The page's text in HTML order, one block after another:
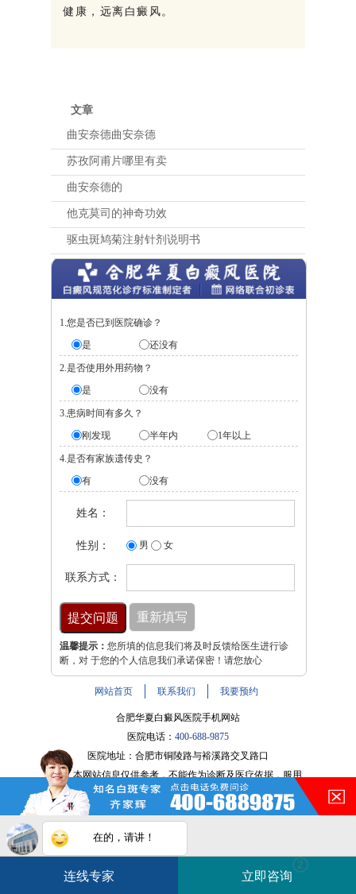
健康，远离白癜风。
文章
曲安奈德曲安奈德
苏孜阿甫片哪里有卖
曲安奈德的
他克莫司的神奇功效
驱虫斑鸠菊注射针剂说明书
1.您是否已到医院确诊？
是
还没有
2.是否使用外用药物？
是
没有
3.患病时间有多久？
刚发现
半年内 1年以上
4.是否有家族遗传史？
有
没有
姓名：
性别： 男 女
联系方式：
温馨提示： 您所填的信息我们将及时反馈给医生进行诊
断，对 于您的个人信息我们承诺保密！请您放心
网站首页 联系我们 我要预约
合肥华夏白癜风医院手机网站
医院电话： 400-688-9875
医院地址：合肥市铜陵路与裕溪路交叉路口
注：本网站信息仅供参考，不能作为诊断及医疗依据，服用
药物或进行治疗时请遵医嘱。如有转载或引用文章涉及版权
问题，请与我们联系。
皖ICP备16014022号-9
皖公网安备 34010202600947号
在的，请讲！
连线专家 立即咨询
白斑在线问医生
如何快速治好白癜风？ 电话咨询